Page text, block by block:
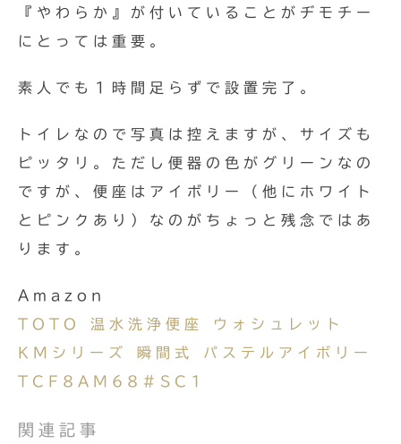
『やわらか』が付いていることがヂモチー
にとっては重要。
素人でも１時間足らずで設置完了。
トイレなので写真は控えますが、サイズも
ピッタリ。ただし便器の色がグリーンなの
ですが、便座はアイボリー（他にホワイト
とピンクあり）なのがちょっと残念ではあ
ります。
Amazon
TOTO 温水洗浄便座 ウォシュレット
KMシリーズ 瞬間式 パステルアイボリー
TCF8AM68#SC1
関連記事